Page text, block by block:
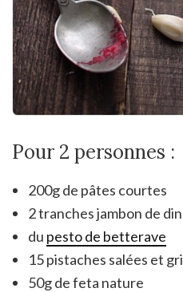
Pour 2 personnes :
200g de pâtes courtes
2 tranches jambon de
du pesto de betterave
15 pistaches salées et
50g de feta nature